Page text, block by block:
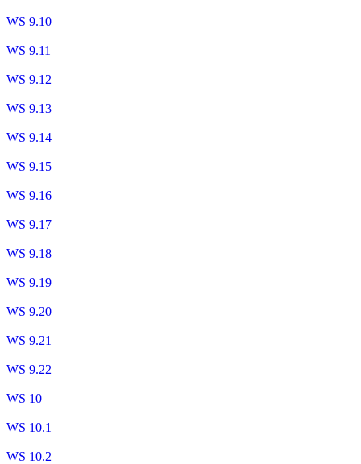
WS 9.10
WS 9.11
WS 9.12
WS 9.13
WS 9.14
WS 9.15
WS 9.16
WS 9.17
WS 9.18
WS 9.19
WS 9.20
WS 9.21
WS 9.22
WS 10
WS 10.1
WS 10.2